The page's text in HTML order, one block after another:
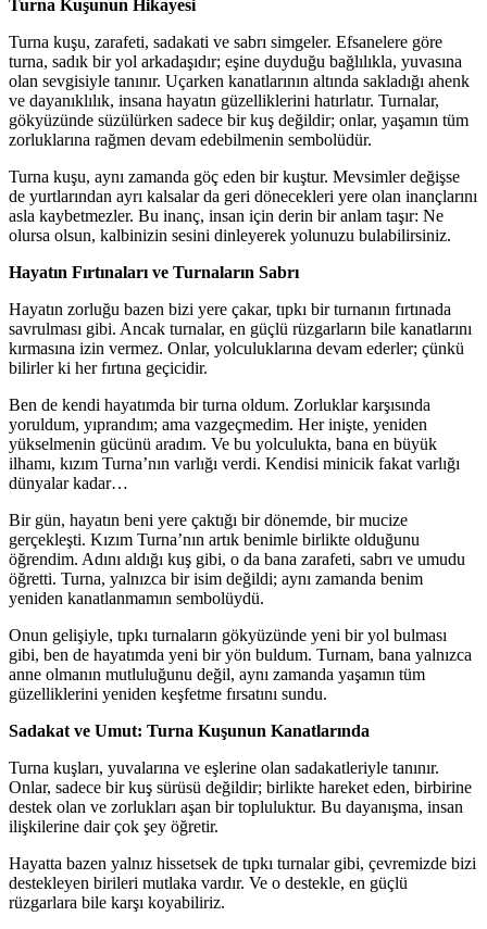
Turna Kuşunun Hikayesi
Turna kuşu, zarafeti, sadakati ve sabrı simgeler. Efsanelere göre
turna, sadık bir yol arkadaşıdır; eşine duyduğu bağlılıkla, yuvasına
olan sevgisiyle tanınır. Uçarken kanatlarının altında sakladığı ahenk
ve dayanıklılık, insana hayatın güzelliklerini hatırlatır. Turnalar,
gökyüzünde süzülürken sadece bir kuş değildir; onlar, yaşamın tüm
zorluklarına rağmen devam edebilmenin sembolüdür.
Turna kuşu, aynı zamanda göç eden bir kuştur. Mevsimler değişse
de yurtlarından ayrı kalsalar da geri dönecekleri yere olan inançlarını
asla kaybetmezler. Bu inanç, insan için derin bir anlam taşır: Ne
olursa olsun, kalbinizin sesini dinleyerek yolunuzu bulabilirsiniz.
Hayatın Fırtınaları ve Turnaların Sabrı
Hayatın zorluğu bazen bizi yere çakar, tıpkı bir turnanın fırtınada
savrulması gibi. Ancak turnalar, en güçlü rüzgarların bile kanatlarını
kırmasına izin vermez. Onlar, yolculuklarına devam ederler; çünkü
bilirler ki her fırtına geçicidir.
Ben de kendi hayatımda bir turna oldum. Zorluklar karşısında
yoruldum, yıprandım; ama vazgeçmedim. Her inişte, yeniden
yükselmenin gücünü aradım. Ve bu yolculukta, bana en büyük
ilhamı, kızım Turna’nın varlığı verdi. Kendisi minicik fakat varlığı
dünyalar kadar…
Bir gün, hayatın beni yere çaktığı bir dönemde, bir mucize
gerçekleşti. Kızım Turna’nın artık benimle birlikte olduğunu
öğrendim. Adını aldığı kuş gibi, o da bana zarafeti, sabrı ve umudu
öğretti. Turna, yalnızca bir isim değildi; aynı zamanda benim
yeniden kanatlanmamın sembolüydü.
Onun gelişiyle, tıpkı turnaların gökyüzünde yeni bir yol bulması
gibi, ben de hayatımda yeni bir yön buldum. Turnam, bana yalnızca
anne olmanın mutluluğunu değil, aynı zamanda yaşamın tüm
güzelliklerini yeniden keşfetme fırsatını sundu.
Sadakat ve Umut: Turna Kuşunun Kanatlarında
Turna kuşları, yuvalarına ve eşlerine olan sadakatleriyle tanınır.
Onlar, sadece bir kuş sürüsü değildir; birlikte hareket eden, birbirine
destek olan ve zorlukları aşan bir topluluktur. Bu dayanışma, insan
ilişkilerine dair çok şey öğretir.
Hayatta bazen yalnız hissetsek de tıpkı turnalar gibi, çevremizde bizi
destekleyen birileri mutlaka vardır. Ve o destekle, en güçlü
rüzgarlara bile karşı koyabiliriz.